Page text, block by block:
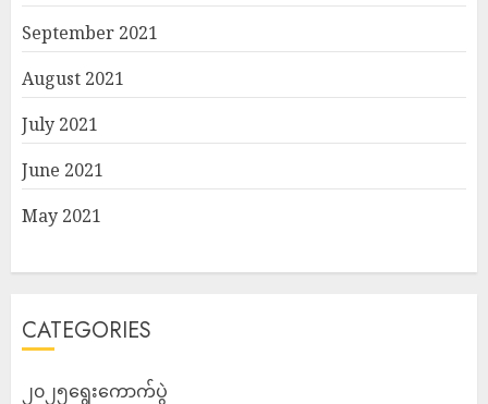
September 2021
August 2021
July 2021
June 2021
May 2021
CATEGORIES
၂၀၂၅ရွေးကောက်ပွဲ